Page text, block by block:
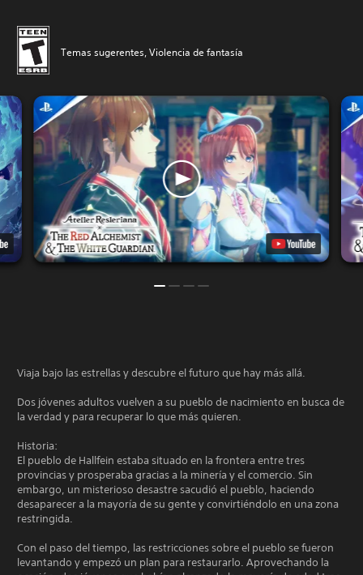
Temas sugerentes, Violencia de fantasía
Viaja bajo las estrellas y descubre el futuro que hay más allá.
Dos jóvenes adultos vuelven a su pueblo de nacimiento en busca de
la verdad y para recuperar lo que más quieren.
Historia:
El pueblo de Hallfein estaba situado en la frontera entre tres
provincias y prosperaba gracias a la minería y el comercio. Sin
embargo, un misterioso desastre sacudió el pueblo, haciendo
desaparecer a la mayoría de su gente y convirtiéndolo en una zona
restringida.
Con el paso del tiempo, las restricciones sobre el pueblo se fueron
levantando y empezó un plan para restaurarlo. Aprovechando la